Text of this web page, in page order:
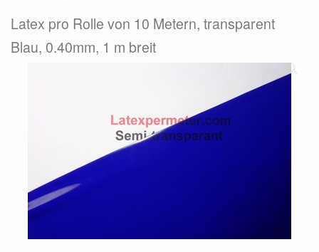
Latex pro Rolle von 10 Metern, transparent
Blau, 0.40mm, 1 m breit